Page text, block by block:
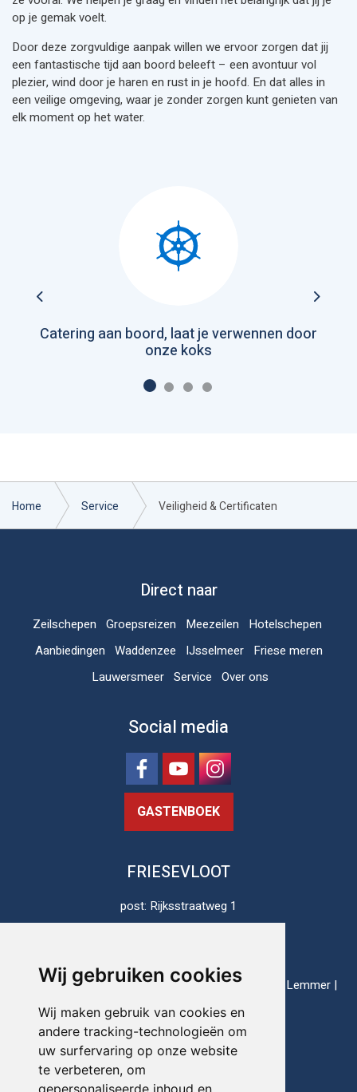
Wij gebruiken cookies
Wij maken gebruik van cookies en
andere tracking-technologieën om
uw surfervaring op onze website
te verbeteren, om
gepersonaliseerde inhoud en
op je gemak voelt.
Door deze zorgvuldige aanpak willen we ervoor zorgen dat jij
een fantastische tijd aan boord beleeft – een avontuur vol
plezier, wind door je haren en rust in je hoofd. En dat alles in
een veilige omgeving, waar je zonder zorgen kunt genieten van
elk moment op het water.
Previous
Catering aan boord, laat je verwennen door
onze koks
Next
Home Service Veiligheid & Certificaten
Social media
GASTENBOEK
FRIESEVLOOT
post: Rijksstraatweg 1
thuishavens: Enkhuizen | Harlingen | Lauwersoog | Lemmer |
Makkum | Stavoren
Telefoon:
Direct naar
Zeilschepen Groepsreizen Meezeilen
Hotelschepen
Aanbiedingen Waddenzee IJsselmeer
Friese meren
Lauwersmeer Service Over ons